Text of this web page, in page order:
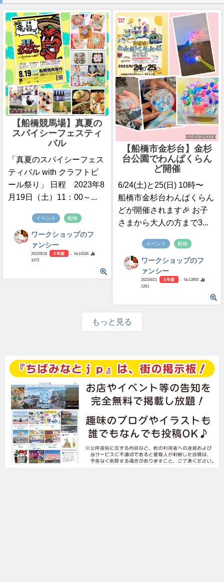
【船橋競馬場】真夏の
スパイシーフェスティ
バル
「真夏のスパイシーフェス
ティバル with クラフトビ
ール祭り」 日程 2023年8
月19日（土）11：00～...
イベント 船橋
ワークショップのフ
ァンシー
2023/8/18 2 年前
- №14336
1073
【船橋市金杉台】金杉
台公園でわんぱくらん
ど開催
6/24(土)と25(日) 10時〜
船橋市金杉台わんぱくらん
どが開催されます🎉 お子
さまから大人の方まで3...
イベント 船橋
ワークショップのフ
ァンシー
2023/6/21 3 年前
- №13955
1261
もっと見る